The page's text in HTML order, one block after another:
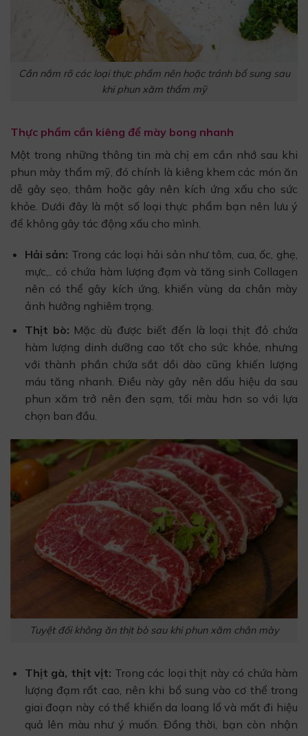
Cần nắm rõ các loại thực phẩm nên hoặc tránh bổ sung sau
khi phun xăm thẩm mỹ
Thực phẩm cần kiêng để mày bong nhanh
Một trong những thông tin mà chị em cần nhớ sau khi
phun mày thẩm mỹ, đó chính là kiêng khem các món ăn
dễ gây sẹo, thâm hoặc gây nên kích ứng xấu cho sức
khỏe. Dưới đây là một số loại thực phẩm bạn nên lưu ý
để không gây tác động xấu cho mình.
Hải sản: Trong các loại hải sản như tôm, cua, ốc, ghẹ,
mực,.. có chứa hàm lượng đạm và tăng sinh Collagen
nên có thể gây kích ứng, khiến vùng da chân mày
ảnh hưởng nghiêm trọng.
Thịt bò: Mặc dù được biết đến là loại thịt đỏ chứa
hàm lượng dinh dưỡng cao tốt cho sức khỏe, nhưng
với thành phần chứa sắt dồi dào cũng khiến lượng
máu tăng nhanh. Điều này gây nên dấu hiệu da sau
phun xăm trở nên đen sạm, tối màu hơn so với lựa
chọn ban đầu.
Tuyệt đối không ăn thịt bò sau khi phun xăm chân mày
Thịt gà, thịt vịt: Trong các loại thịt này có chứa hàm
lượng đạm rất cao, nên khi bổ sung vào cơ thể trong
giai đoạn này có thể khiến da loang lổ và mất đi hiệu
quả lên màu như ý muốn. Đồng thời, bạn còn nhận